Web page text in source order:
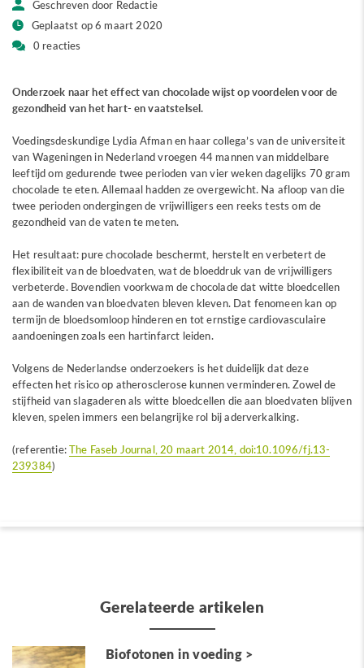
Geschreven door Redactie
Geplaatst op 6 maart 2020
0 reacties
Onderzoek naar het effect van chocolade wijst op voordelen voor de
gezondheid van het hart- en vaatstelsel.
Voedingsdeskundige Lydia Afman en haar collega’s van de universiteit
van Wageningen in Nederland vroegen 44 mannen van middelbare
leeftijd om gedurende twee perioden van vier weken dagelijks 70 gram
chocolade te eten. Allemaal hadden ze overgewicht. Na afloop van die
twee perioden ondergingen de vrijwilligers een reeks tests om de
gezondheid van de vaten te meten.
Het resultaat: pure chocolade beschermt, herstelt en verbetert de
flexibiliteit van de bloedvaten, wat de bloeddruk van de vrijwilligers
verbeterde. Bovendien voorkwam de chocolade dat witte bloedcellen
aan de wanden van bloedvaten bleven kleven. Dat fenomeen kan op
termijn de bloedsomloop hinderen en tot ernstige cardiovasculaire
aandoeningen zoals een hartinfarct leiden.
Volgens de Nederlandse onderzoekers is het duidelijk dat deze
effecten het risico op atherosclerose kunnen verminderen. Zowel de
stijfheid van slagaderen als witte bloedcellen die aan bloedvaten blijven
kleven, spelen immers een belangrijke rol bij aderverkalking.
(referentie:The Faseb Journal, 20 maart 2014, doi:10.1096/fj.13-
239384)
Gerelateerde artikelen
Biofotonen in voeding